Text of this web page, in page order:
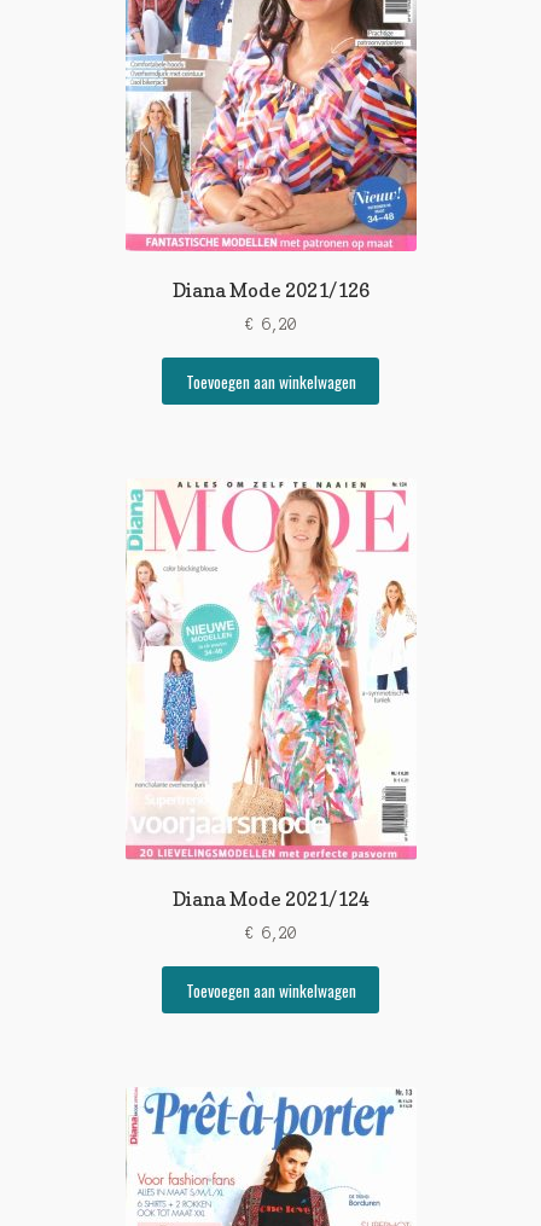
Diana Mode 2021/126
€ 6,20
Toevoegen aan winkelwagen
Diana Mode 2021/124
€ 6,20
Toevoegen aan winkelwagen